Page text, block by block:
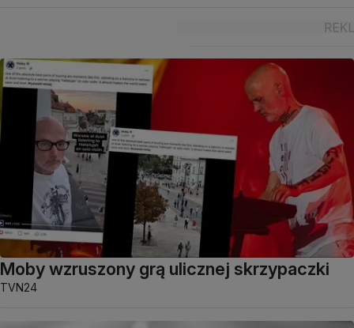
Moby wzruszony grą ulicznej skrzypaczki
TVN24